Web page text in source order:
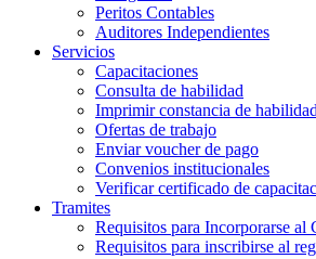
Peritos Contables
Auditores Independientes
Servicios
Capacitaciones
Consulta de habilidad
Imprimir constancia de habilidad
Ofertas de trabajo
Enviar voucher de pago
Convenios institucionales
Verificar certificado de
Tramites
Requisitos para Incorporarse al
Requisitos para inscribirse al